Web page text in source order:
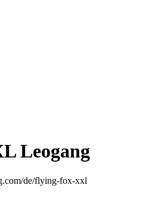
Leogang
de/flying-fox-xxl